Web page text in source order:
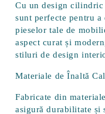
Cu un design cilindric
sunt perfecte pentru
pieselor tale de
aspect curat și
stiluri de design
Materiale de Înaltă
Fabricate din
asigură durabilitate